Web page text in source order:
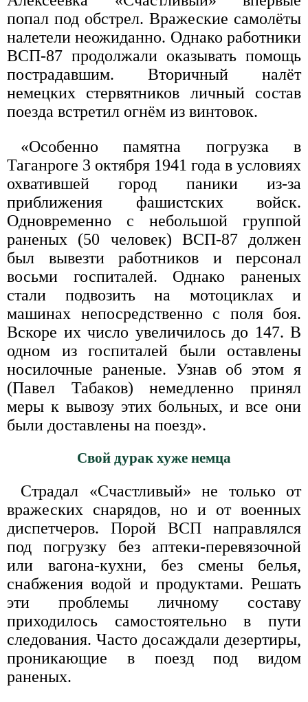
попал под обстрел. Вражеские самолёты
налетели неожиданно. Однако работники
ВСП-87 продолжали оказывать помощь
пострадавшим. Вторичный налёт
немецких стервятников личный состав
поезда встретил огнём из винтовок.
«Особенно памятна погрузка в
Таганроге 3 октября 1941 года в условиях
охватившей город паники из-за
приближения фашистских войск.
Одновременно с небольшой группой
раненых (50 человек) ВСП-87 должен
был вывезти работников и персонал
восьми госпиталей. Однако раненых
стали подвозить на мотоциклах и
машинах непосредственно с поля боя.
Вскоре их число увеличилось до 147. В
одном из госпиталей были оставлены
носилочные раненые. Узнав об этом я
(Павел Табаков) немедленно принял
меры к вывозу этих больных, и все они
были доставлены на поезд».
Свой дурак хуже немца
Страдал «Счастливый» не только от
вражеских снарядов, но и от военных
диспетчеров. Порой ВСП направлялся
под погрузку без аптеки-перевязочной
или вагона-кухни, без смены белья,
снабжения водой и продуктами. Решать
эти проблемы личному составу
приходилось самостоятельно в пути
следования. Часто досаждали дезертиры,
проникающие в поезд под видом
раненых.